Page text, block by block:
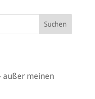
außer meinen